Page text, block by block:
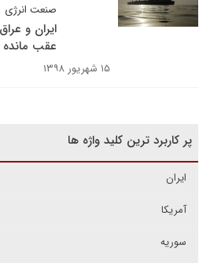
صنعت انرژی
ایران و
عقب مانده
۱۵ شهریور ۱۳۹۸
پر کاربرد ترین کلید واژه ها
ایران
آمریکا
سوریه